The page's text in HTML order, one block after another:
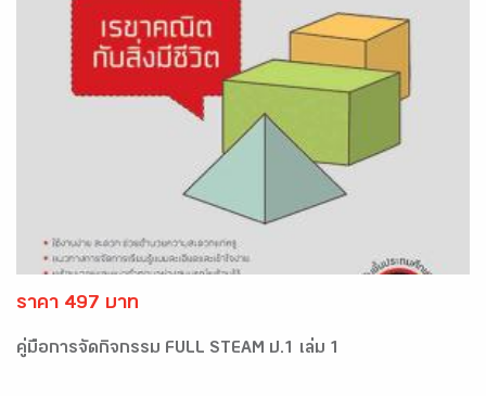
ราคา 497 บาท
คู่มือการจัดกิจกรรม FULL STEAM ป.1 เล่ม 1